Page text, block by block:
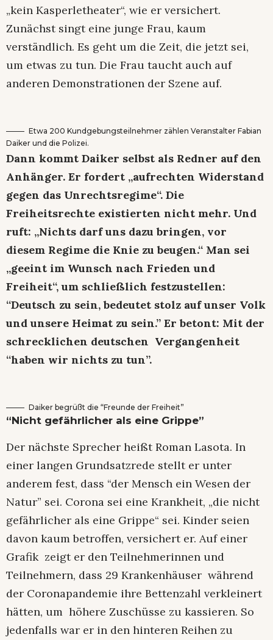
„kein Kasperletheater“, wie er versichert.
Zunächst singt eine junge Frau, kaum
verständlich. Es geht um die Zeit, die jetzt sei,
um etwas zu tun. Die Frau taucht auch auf
anderen Demonstrationen der Szene auf.
Etwa 200 Kundgebungsteilnehmer zählen Veranstalter Fabian
Daiker und die Polizei.
Dann kommt Daiker selbst als Redner auf den
Anhänger. Er fordert „aufrechten Widerstand
gegen das Unrechtsregime“. Die
Freiheitsrechte existierten nicht mehr. Und
ruft: „Nichts darf uns dazu bringen, vor
diesem Regime die Knie zu beugen.“ Man sei
„geeint im Wunsch nach Frieden und
Freiheit“, um schließlich festzustellen:
“Deutsch zu sein, bedeutet stolz auf unser Volk
und unsere Heimat zu sein.” Er betont: Mit der
schrecklichen deutschen Vergangenheit
“haben wir nichts zu tun”.
Daiker begrüßt die “Freunde der Freiheit”
“Nicht gefährlicher als eine Grippe”
Der nächste Sprecher heißt Roman Lasota. In
einer langen Grundsatzrede stellt er unter
anderem fest, dass “der Mensch ein Wesen der
Natur” sei. Corona sei eine Krankheit, „die nicht
gefährlicher als eine Grippe“ sei. Kinder seien
davon kaum betroffen, versichert er. Auf einer
Grafik zeigt er den Teilnehmerinnen und
Teilnehmern, dass 29 Krankenhäuser während
der Coronapandemie ihre Bettenzahl verkleinert
hätten, um höhere Zuschüsse zu kassieren. So
jedenfalls war er in den hinteren Reihen zu